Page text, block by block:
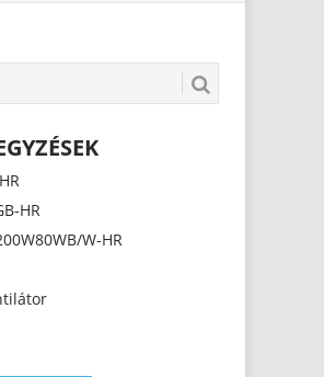
HR
W-HR